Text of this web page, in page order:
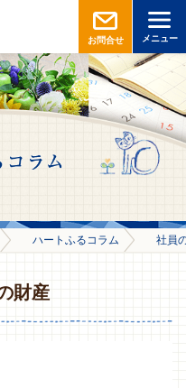
お問合せ メニュー
ハートふるコラム 社員
財産